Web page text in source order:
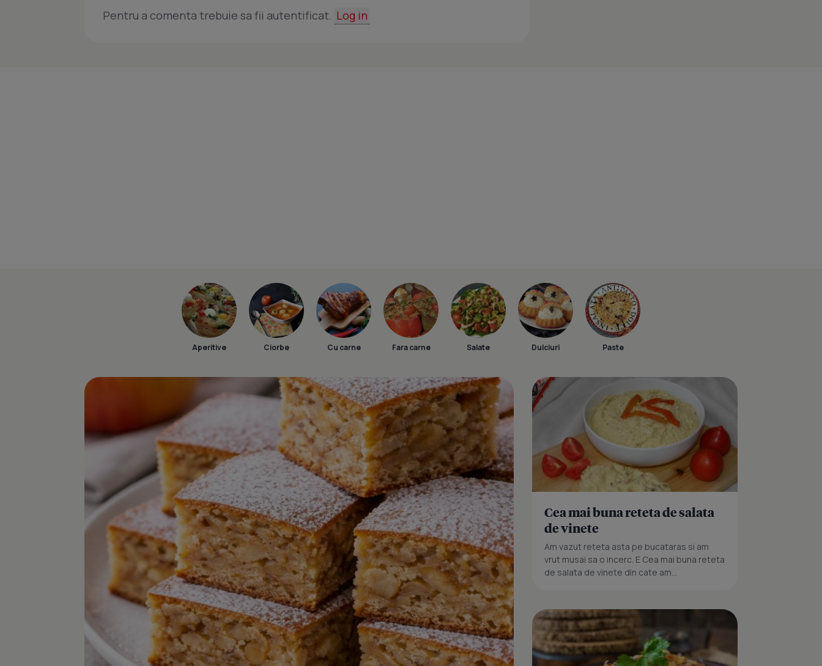
Pentru a comenta trebuie sa fii autentificat. Log in
Aperitive Ciorbe Cu carne Fara carne Salate Dulciuri Paste
Cea mai buna reteta de salata
de vinete
Am vazut reteta asta pe bucataras si am
vrut musai sa o incerc. E Cea mai buna reteta
de salata de vinete din cate am...